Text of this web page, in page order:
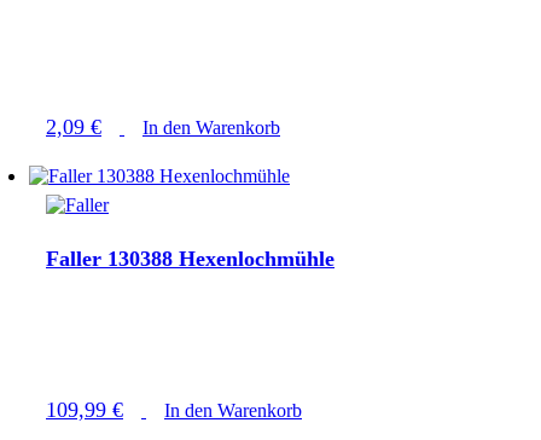
2,09 € In den Warenkorb
Faller 130388 Hexenlochmühle
109,99 € In den Warenkorb